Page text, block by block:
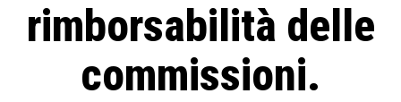
rimborsabilità delle
commissioni.